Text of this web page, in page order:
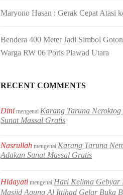
Maryono Hasan : Gerak Cepat Atasi
Bendera 400 Meter Jadi Simbol
Warga RW 06 Poris Plawad Utara
RECENT COMMENTS
Dini mengenaiKarang Taruna Neroktog
Sunat Massal Gratis
Nasrullah mengenaiKarang Taruna
Adakan Sunat Massal Gratis
Hidayati mengenaiHari Kelima Gebyar
Masjid Agung Al Ittihad Gelar Buka